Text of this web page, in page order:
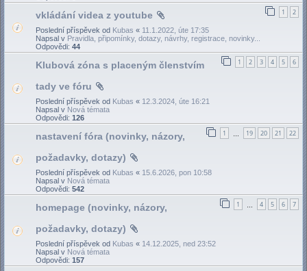
1 2
vkládání videa z youtube
Poslední příspěvek od Kubas « 11.1.2022, úte 17:35
Napsal v Pravidla, připomínky, dotazy, návrhy, registrace, novinky...
Odpovědi: 44
1 2 3 4 5 6
Klubová zóna s placeným členstvím
tady ve fóru
Poslední příspěvek od Kubas « 12.3.2024, úte 16:21
Napsal v Nová témata
Odpovědi: 126
1 19 20 21 22
nastavení fóra (novinky, názory,
požadavky, dotazy)
Poslední příspěvek od Kubas « 15.6.2026, pon 10:58
Napsal v Nová témata
Odpovědi: 542
1 4 5 6 7
homepage (novinky, názory,
požadavky, dotazy)
Poslední příspěvek od Kubas « 14.12.2025, ned 23:52
Napsal v Nová témata
Odpovědi: 157